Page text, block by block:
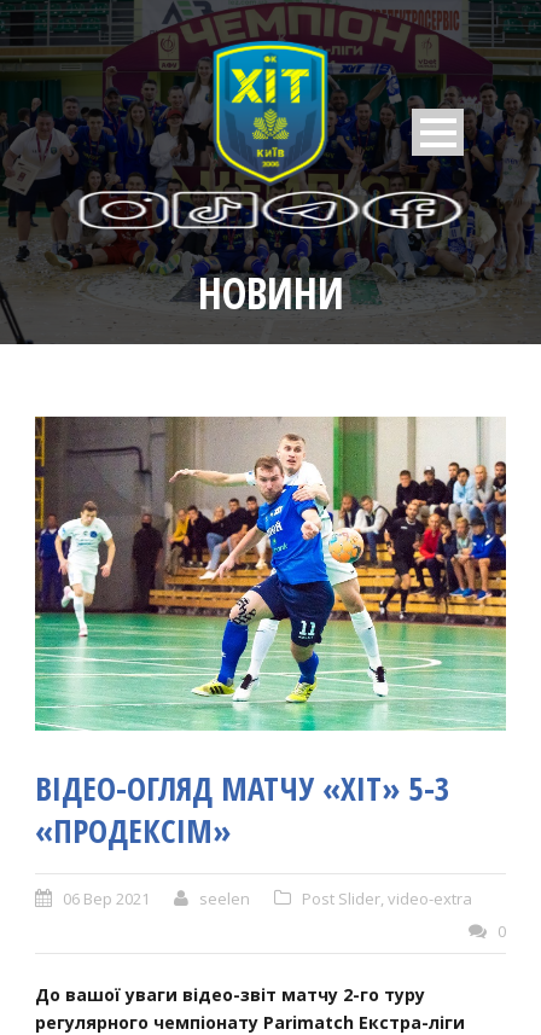
НОВИНИ
ВІДЕО-ОГЛЯД МАТЧУ «ХІТ» 5-3
«ПРОДЕКСІМ»
06 Вер 2021 seelen Post Slider, video-extra
0
До вашої уваги відео-звіт матчу 2-го туру
регулярного чемпіонату Parimatch Екстра-ліги